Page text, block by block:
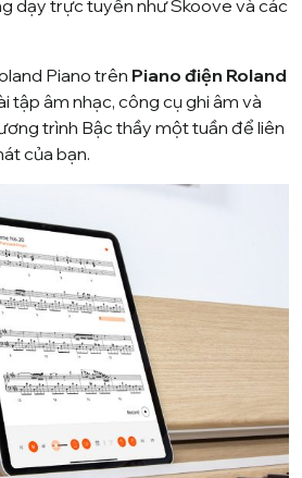
dạy trực tuyến như Skoove và các
Piano trên Piano điện Roland
tập âm nhạc, công cụ ghi âm và
trình Bậc thầy một tuần để liên
của bạn.